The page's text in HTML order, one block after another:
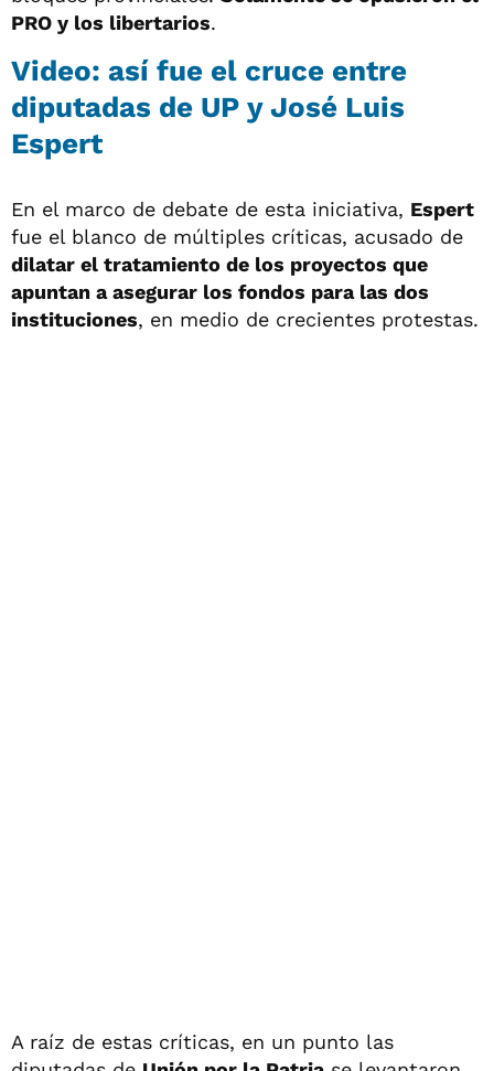
PRO y los libertarios.
Video: así fue el cruce entre
diputadas de UP y José Luis
Espert
En el marco de debate de esta iniciativa, Espert
fue el blanco de múltiples críticas, acusado de
dilatar el tratamiento de los proyectos que
apuntan a asegurar los fondos para las dos
instituciones, en medio de crecientes protestas.
A raíz de estas críticas, en un punto las